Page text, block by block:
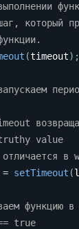
который
(timeout) ;
value
в
= setTimeout (
функцию в
true